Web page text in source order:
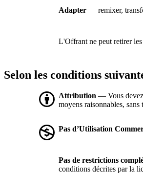
Adapter — remixer,
L'Offrant ne peut retirer les
Selon les conditions
Attribution — Vous devez
moyens raisonnables,
Pas d’Utilisation
Pas de restrictions
conditions décrites par la